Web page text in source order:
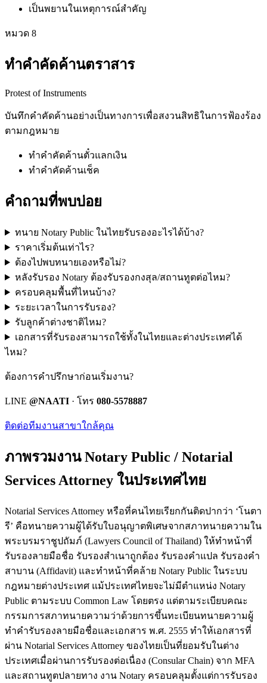
เป็นพยานในเหตุการณ์สำคัญ
หมวด 8
ทำคำคัดค้านตราสาร
Protest of Instruments
บันทึกคำคัดค้านอย่างเป็นทางการเพื่อสงวนสิทธิในการฟ้องร้อง
ตามกฎหมาย
ทำคำคัดค้านตั๋วแลกเงิน
ทำคำคัดค้านเช็ค
คำถามที่พบบ่อย
ทนาย Notary Public ในไทยรับรองอะไรได้บ้าง?
ราคาเริ่มต้นเท่าไร?
ต้องไปพบทนายเองหรือไม่?
หลังรับรอง Notary ต้องรับรองกงสุล/สถานทูตต่อไหม?
ครอบคลุมพื้นที่ไหนบ้าง?
ระยะเวลาในการรับรอง?
รับลูกค้าต่างชาติไหม?
เอกสารที่รับรองสามารถใช้ทั้งในไทยและต่างประเทศได้
ไหม?
ต้องการคำปรึกษาก่อนเริ่มงาน?
LINE @NAATI · โทร 080-5578887
ติดต่อทีมงานสาขาใกล้คุณ
ภาพรวมงาน Notary Public / Notarial
Services Attorney ในประเทศไทย
Notarial Services Attorney หรือที่คนไทยเรียกกันติดปากว่า ‘โนตา
รี’ คือทนายความผู้ได้รับใบอนุญาตพิเศษจากสภาทนายความใน
พระบรมราชูปถัมภ์ (Lawyers Council of Thailand) ให้ทำหน้าที่
รับรองลายมือชื่อ รับรองสำเนาถูกต้อง รับรองคำแปล รับรองคำ
สาบาน (Affidavit) และทำหน้าที่คล้าย Notary Public ในระบบ
กฎหมายต่างประเทศ แม้ประเทศไทยจะไม่มีตำแหน่ง Notary
Public ตามระบบ Common Law โดยตรง แต่ตามระเบียบคณะ
กรรมการสภาทนายความว่าด้วยการขึ้นทะเบียนทนายความผู้
ทำคำรับรองลายมือชื่อและเอกสาร พ.ศ. 2555 ทำให้เอกสารที่
ผ่าน Notarial Services Attorney ของไทยเป็นที่ยอมรับในต่าง
ประเทศเมื่อผ่านการรับรองต่อเนื่อง (Consular Chain) จาก MFA
และสถานทูตปลายทาง งาน Notary ครอบคลุมตั้งแต่การรับรอง